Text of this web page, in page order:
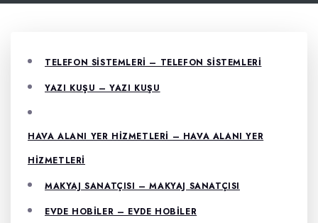
TELEFON SISTEMLERI – TELEFON SISTEMLERI
YAZI KUŞU – YAZI KUŞU
HAVA ALANI YER HIZMETLERI – HAVA ALANI YER
HIZMETLERI
MAKYAJ SANATÇISI – MAKYAJ SANATÇISI
EVDE HOBILER – EVDE HOBILER